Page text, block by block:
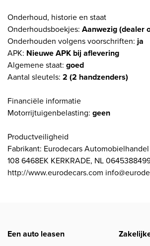
Onderhoud, historie en staat
Onderhoudsboekjes: Aanwezig (dealer
Onderhouden volgens voorschriften: ja
APK: Nieuwe APK bij aflevering
Algemene staat: goed
Aantal sleutels: 2 (2 handzenders)
Financiële informatie
Motorrijtuigenbelasting: geen
Productveiligheid
Fabrikant: Eurodecars
108 6468EK KERKRADE, NL
http://www.eurodecars.com
Een auto leasen